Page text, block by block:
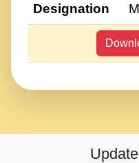
Designation